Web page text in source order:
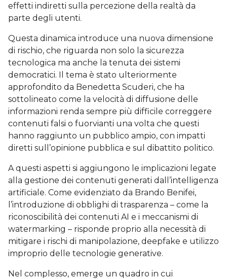
effetti indiretti sulla percezione della realtà da
parte degli utenti.
Questa dinamica introduce una nuova dimensione
di rischio, che riguarda non solo la sicurezza
tecnologica ma anche la tenuta dei sistemi
democratici. Il tema è stato ulteriormente
approfondito da Benedetta Scuderi, che ha
sottolineato come la velocità di diffusione delle
informazioni renda sempre più difficile correggere
contenuti falsi o fuorvianti una volta che questi
hanno raggiunto un pubblico ampio, con impatti
diretti sull’opinione pubblica e sul dibattito politico.
A questi aspetti si aggiungono le implicazioni legate
alla gestione dei contenuti generati dall’intelligenza
artificiale. Come evidenziato da Brando Benifei,
l’introduzione di obblighi di trasparenza – come la
riconoscibilità dei contenuti AI e i meccanismi di
watermarking – risponde proprio alla necessità di
mitigare i rischi di manipolazione, deepfake e utilizzo
improprio delle tecnologie generative.
Nel complesso, emerge un quadro in cui